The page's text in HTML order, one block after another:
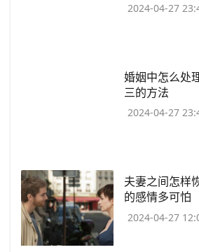
2024-04-27
婚姻中怎么处
三的方法
2024-04-27
夫妻之间怎样
的感情多可怕
2024-04-27